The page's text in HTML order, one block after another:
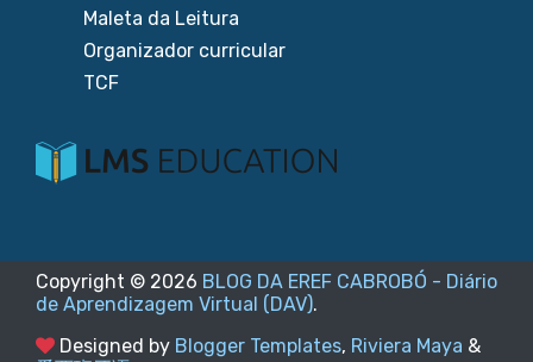
Maleta da Leitura
Organizador curricular
TCF
Copyright © 2026 BLOG DA EREF CABROBÓ - Diário
de Aprendizagem Virtual (DAV).
Designed by Blogger Templates, Riviera Maya &